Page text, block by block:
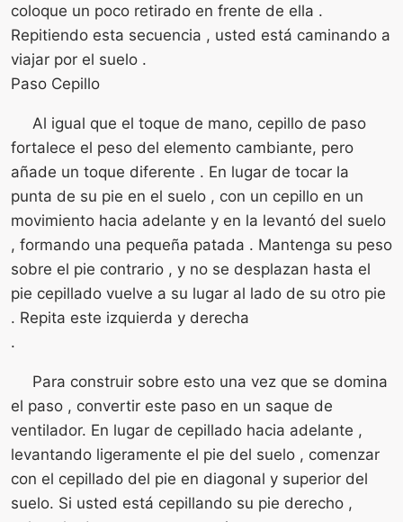
coloque un poco retirado en frente de ella .
Repitiendo esta secuencia , usted está caminando a
viajar por el suelo .
Paso Cepillo
Al igual que el toque de mano, cepillo de paso
fortalece el peso del elemento cambiante, pero
añade un toque diferente . En lugar de tocar la
punta de su pie en el suelo , con un cepillo en un
movimiento hacia adelante y en la levantó del suelo
, formando una pequeña patada . Mantenga su peso
sobre el pie contrario , y no se desplazan hasta el
pie cepillado vuelve a su lugar al lado de su otro pie
. Repita este izquierda y derecha
.
Para construir sobre esto una vez que se domina
el paso , convertir este paso en un saque de
ventilador. En lugar de cepillado hacia adelante ,
levantando ligeramente el pie del suelo , comenzar
con el cepillado del pie en diagonal y superior del
suelo. Si usted está cepillando su pie derecho ,